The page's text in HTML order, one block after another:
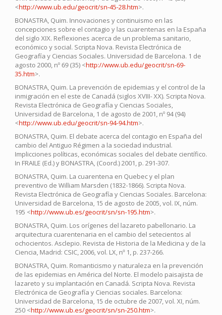
<http://www.ub.edu/geocrit/sn-45-28.htm>.
BONASTRA, Quim. Innovaciones y continuismo en las
concepciones sobre el contagio y las cuarentenas en la España
del siglo XIX. Reflexiones acerca de un problema sanitario,
económico y social. Scripta Nova. Revista Electrónica de
Geografía y Ciencias Sociales. Universidad de Barcelona. 1 de
agosto 2000, nº 69 (35) <http://www.ub.edu/geocrit/sn-69-
35.htm>.
BONASTRA, Quim. La prevención de epidemias y el control de la
inmigración en el este de Canadá (siglos XVIII- XX). Scripta Nova.
Revista Electrónica de Geografía y Ciencias Sociales,
Universidad de Barcelona, 1 de agosto de 2001, nº 94 (94)
<http://www.ub.edu/geocrit/sn-94-94.htm>.
BONASTRA, Quim. El debate acerca del contagio en España del
cambio del Antiguo Régimen a la sociedad industrial.
Implicciones políticas, económicas sociales del debate científico.
In FRAILE (Ed.) y BONASTRA, (Coord.) 2001, p. 291-307.
BONASTRA, Quim. La cuarentena en Quebec y el plan
preventivo de William Marsden (1832-1866). Scripta Nova.
Revista Electrónica de Geografía y Ciencias Sociales. Barcelona:
Universidad de Barcelona, 15 de agosto de 2005, vol. IX, núm.
195 <http://www.ub.es/geocrit/sn/sn-195.htm>.
BONASTRA, Quim. Los orígenes del lazareto pabellonario. La
arquitectura cuarentenaria en el cambio del setecientos al
ochocientos. Asclepio. Revista de Historia de la Medicina y de la
Ciencia, Madrid: CSIC, 2006, vol. LX, nº 1, p. 237-266.
BONASTRA, Quim. Romanticismo y naturaleza en la prevención
de las epidemias en América del Norte. El modelo paisajista de
lazareto y su implantación en Canadá. Scripta Nova. Revista
Electrónica de Geografía y Ciencias sociales. Barcelona:
Universidad de Barcelona, 15 de octubre de 2007, vol. XI, núm.
250 <http://www.ub.es/geocrit/sn/sn-250.htm>.